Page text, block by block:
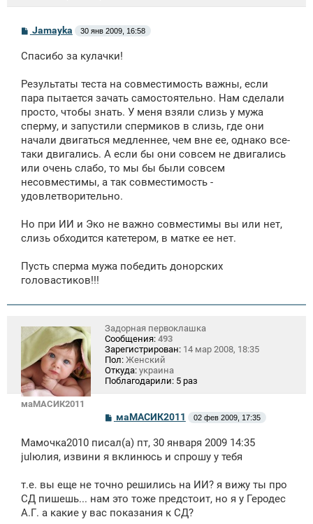
о
б
н
и
Jamayka 30 янв 2009, 16:58
Спасибо за кулачки!
Результаты теста на совместимость важны, если
пара пытается зачать самостоятельно. Нам сделали
просто, чтобы знать. У меня взяли слизь у мужа
сперму, и запустили спермиков в слизь, где они
начали двигаться медленнее, чем вне ее, однако все-
таки двигались. А если бы они совсем не двигались
или очень слабо, то мы бы были совсем
несовместимы, а так совместимость -
удовлетворительно.
Но при ИИ и Эко не важно совместимы вы или нет,
слизь обходится катетером, в матке ее нет.
Пусть сперма мужа победить донорских
головастиков!!!
маМАСИК2011
Задорная первоклашка
Сообщения: 493
Зарегистрирован: 14 мар 2008, 18:35
Пол: Женский
Откуда: украина
Поблагодарили: 5 раз
С
о
б
щ
и
маМАСИК2011 02 фев 2009, 17:35
Мамочка2010 писал(а) пт, 30 января 2009 14:35
julюлия, извини я вклинюсь и спрошу у тебя
т.е. вы еще не точно решились на ИИ? я вижу ты про
СД пишешь... нам это тоже предстоит, но я у Геродес
А.Г. а какие у вас показания к СД?